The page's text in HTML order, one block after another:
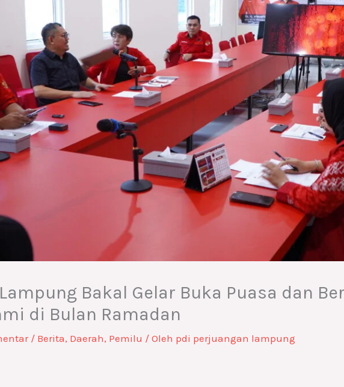
Bakal Gelar Buka Puasa dan
di Bulan Ramadan
/ Berita, Daerah, Pemilu / Oleh pdi perjuangan lampung